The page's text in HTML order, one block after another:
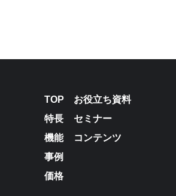
TOP
特長
機能
事例
価格
お役立ち資料
セミナー
コンテンツ